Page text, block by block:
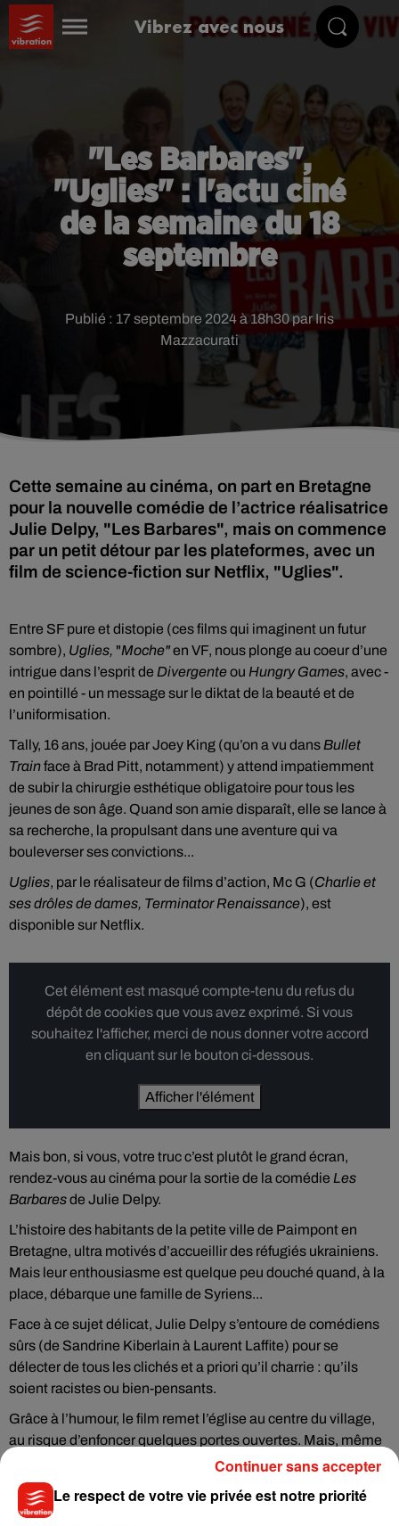
Vibrez avec nous
"Les Barbares",
"Uglies" : l'actu ciné
de la semaine du 18
septembre
Publié : 17 septembre 2024 à 18h30 par Iris
Mazzacurati
Cette semaine au cinéma, on part en Bretagne
pour la nouvelle comédie de l’actrice réalisatrice
Julie Delpy, "Les Barbares", mais on commence
par un petit détour par les plateformes, avec un
film de science-fiction sur Netflix, "Uglies".
Entre SF pure et distopie (ces films qui imaginent un futur
sombre), Uglies, "Moche"en VF, nous plonge au coeur d’une
intrigue dans l’esprit de Divergenteou Hungry Games, avec -
en pointillé - un message sur le diktat de la beauté et de
l’uniformisation.
Tally, 16 ans, jouée par Joey King (qu’on a vu dans Bullet
Trainface à Brad Pitt, notamment) y attend impatiemment
de subir la chirurgie esthétique obligatoire pour tous les
jeunes de son âge. Quand son amie disparaît, elle se lance à
sa recherche, la propulsant dans une aventure qui va
bouleverser ses convictions...
Uglies, par le réalisateur de films d’action, Mc G (Charlie et
ses drôles de dames, Terminator Renaissance), est
disponible sur Netflix.
Cet élément est masqué compte-tenu du refus du
dépôt de cookies que vous avez exprimé. Si vous
souhaitez l'afficher, merci de nous donner votre accord
en cliquant sur le bouton ci-dessous.
Afficher l'élément
Mais bon, si vous, votre truc c’est plutôt le grand écran,
rendez-vous au cinéma pour la sortie de la comédie Les
Barbaresde Julie Delpy.
L’histoire des habitants de la petite ville de Paimpont en
Bretagne, ultra motivés d’accueillir des réfugiés ukrainiens.
Mais leur enthousiasme est quelque peu douché quand, à la
place, débarque une famille de Syriens...
Face à ce sujet délicat, Julie Delpy s’entoure de comédiens
sûrs (de Sandrine Kiberlain à Laurent Laffite) pour se
délecter de tous les clichés et a priori qu’il charrie : qu’ils
soient racistes ou bien-pensants.
Grâce à l’humour, le film remet l’église au centre du village,
au risque d’enfoncer quelques portes ouvertes. Mais, même
si le déroulé du récit et les rebondissements sont
relativement attendus, ces
sympathiques.
Le respect de votre vie privée est notre priorité
Continuer sans accepter